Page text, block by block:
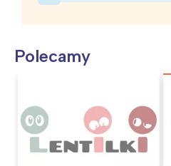
Polecamy